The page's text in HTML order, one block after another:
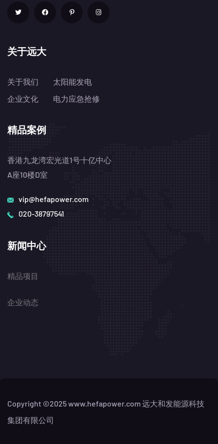
关于远大
关于我们
企业文化
太阳能发电
电力应急抢修
精品案例
香港九龙湾宏光道1号十亿中心
A座10楼D室
vip@hefapower.com
020-38797541
新闻中心
精品项目
企业动态
Copyright ©2025 www.hefapower.com远大和发能源科技
集团有限公司